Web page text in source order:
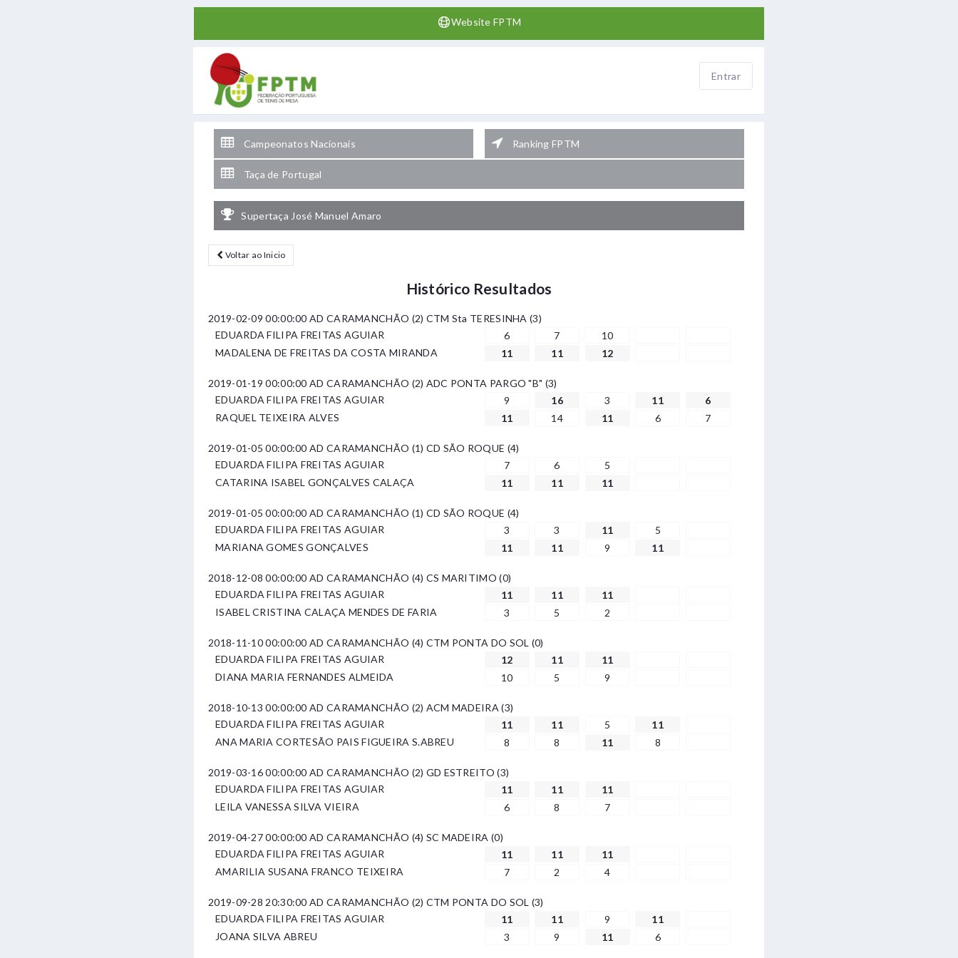
Website FPTM
Entrar
Campeonatos Nacionais Ranking FPTM
Taça de Portugal
Supertaça José Manuel Amaro
Voltar ao Inicio
Histórico Resultados
2019-02-09 00:00:00 AD CARAMANCHÃO (2) CTM Sta TERESINHA (3)
EDUARDA FILIPA FREITAS AGUIAR
6 7
10
MADALENA DE FREITAS DA COSTA MIRANDA
11 11 12
2019-01-19 00:00:00 AD CARAMANCHÃO (2) ADC PONTA PARGO "B" (3)
EDUARDA FILIPA FREITAS AGUIAR
9 16 3 11
6
RAQUEL TEIXEIRA ALVES
11 14 11 6 7
2019-01-05 00:00:00 AD CARAMANCHÃO (1) CD SÃO ROQUE (4)
EDUARDA FILIPA FREITAS AGUIAR
7 6
5
CATARINA ISABEL GONÇALVES CALAÇA
11 11 11
2019-01-05 00:00:00 AD CARAMANCHÃO (1) CD SÃO ROQUE (4)
EDUARDA FILIPA FREITAS AGUIAR
3 3 11
5
MARIANA GOMES GONÇALVES
11 11 9 11
2018-12-08 00:00:00 AD CARAMANCHÃO (4) CS MARITIMO (0)
EDUARDA FILIPA FREITAS AGUIAR
11 11
11
ISABEL CRISTINA CALAÇA MENDES DE FARIA
3 5 2
2018-11-10 00:00:00 AD CARAMANCHÃO (4) CTM PONTA DO SOL (0)
EDUARDA FILIPA FREITAS AGUIAR
12 11
11
DIANA MARIA FERNANDES ALMEIDA
10 5 9
2018-10-13 00:00:00 AD CARAMANCHÃO (2) ACM MADEIRA (3)
EDUARDA FILIPA FREITAS AGUIAR
11 11 5
11
ANA MARIA CORTESÃO PAIS FIGUEIRA S.ABREU
8 8 11 8
2019-03-16 00:00:00 AD CARAMANCHÃO (2) GD ESTREITO (3)
EDUARDA FILIPA FREITAS AGUIAR
11 11
11
LEILA VANESSA SILVA VIEIRA
6 8 7
2019-04-27 00:00:00 AD CARAMANCHÃO (4) SC MADEIRA (0)
EDUARDA FILIPA FREITAS AGUIAR
11 11
11
AMARILIA SUSANA FRANCO TEIXEIRA
7 2 4
2019-09-28 20:30:00 AD CARAMANCHÃO (2) CTM PONTA DO SOL (3)
EDUARDA FILIPA FREITAS AGUIAR
11 11 9
11
JOANA SILVA ABREU
3 9 11 6